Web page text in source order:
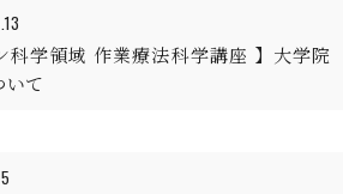
科学領域 作業療法科学講座 】大学院
いて